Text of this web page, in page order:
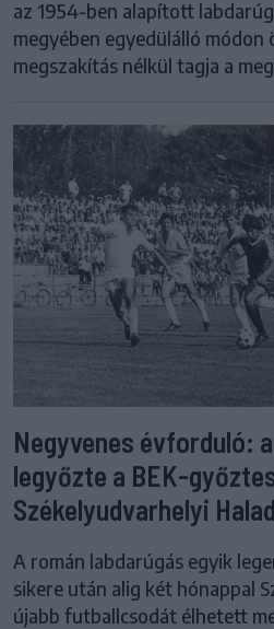
az 1954-ben alapított
megyében egyedülálló módon
megszakítás nélkül tagja a
Negyvenes évforduló:
legyőzte a BEK-
Székelyudvarhelyi
A román labdarúgás egyik
sikere után alig két hónappal
újabb futballcsodát élhetett